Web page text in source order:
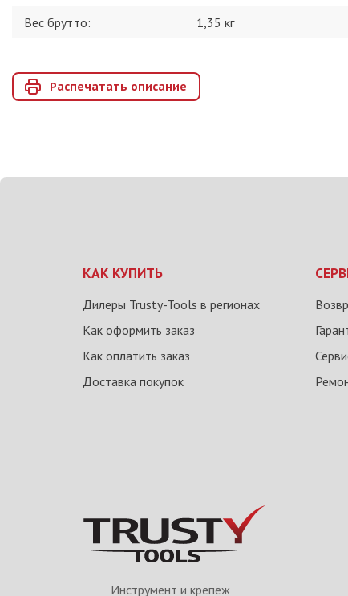
Вес брутто:
1,35 кг
Распечатать описание
КАК КУПИТЬ
Дилеры Trusty-Tools в регионах
Как оформить заказ
Как оплатить заказ
Доставка покупок
Инструмент и крепёж